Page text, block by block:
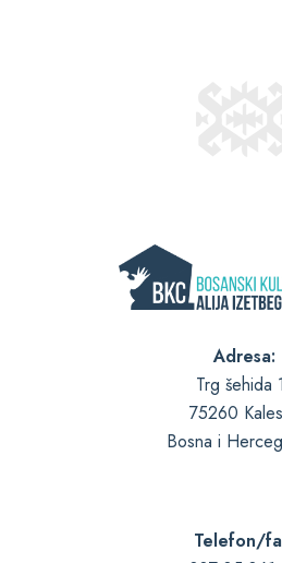
Adresa:
Trg šehida
75260
Bosna i
Telefon/